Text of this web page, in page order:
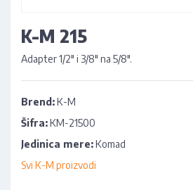
K-M 215
Adapter 1/2" i 3/8" na 5/8".
Brend:K-M
Šifra:KM-21500
Jedinica mere:Komad
Svi K-M proizvodi